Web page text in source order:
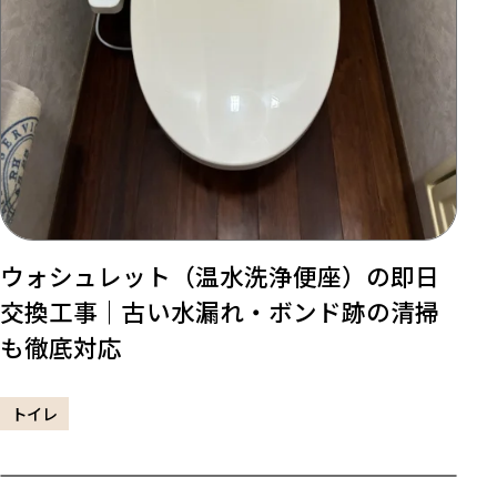
ウォシュレット（温水洗浄便座）の即日
交換工事｜古い水漏れ・ボンド跡の清掃
も徹底対応
トイレ